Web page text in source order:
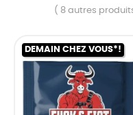
( 8 autres
DEMAIN CHEZ VOUS*!